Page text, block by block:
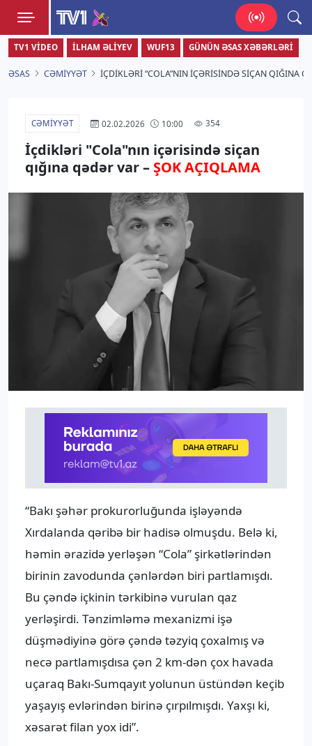
TV1
Zamanı bizimlə yaşa!
TV1 VIDEO İLHAM ƏLIYEV WUF13 GÜNÜN ƏSAS XƏBƏRLƏRI
ƏSAS CƏMIYYƏT İÇDIKLƏRI “COLA”NIN IÇƏRISINDƏ SIÇAN QIĞINA
CƏMIYYƏT 02.02.2026 10:00 354
İçdikləri "Cola"nın içərisində siçan
qığına qədər var – ŞOK AÇIQLAMA
“Bakı şəhər prokurorluğunda işləyəndə
Xırdalanda qəribə bir hadisə olmuşdu. Belə ki,
həmin ərazidə yerləşən “Cola” şirkətlərindən
birinin zavodunda çənlərdən biri partlamışdı.
Bu çəndə içkinin tərkibinə vurulan qaz
yerləşirdi. Tənzimləmə mexanizmi işə
düşmədiyinə görə çəndə təzyiq çoxalmış və
necə partlamışdısa çən 2 km-dən çox havada
uçaraq Bakı-Sumqayıt yolunun üstündən keçib
yaşayış evlərindən birinə çırpılmışdı. Yaxşı ki,
xəsarət filan yox idi”.